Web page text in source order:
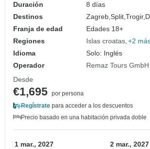
Duración
8 días
Destinos
Zagreb,Split,Trogir,
Franja de edad
Edades 18+
Regiones
Islas croatas +2
Idioma
Solo: Inglés
Operador
Remaz Tours GmbH
Desde
€1,695 por persona
Regístrate para acceder a los descuentos
Precio basado en una habitación privada doble
1 mar., 2027 2 mar., 2027